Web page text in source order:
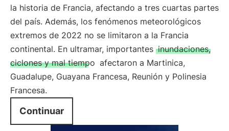
la historia de Francia, afectando a tres cuartas partes
del país. Además, los fenómenos meteorológicos
extremos de 2022 no se limitaron a la Francia
continental. En ultramar, importantes inundaciones,
ciclones y mal tiempo afectaron a Martinica,
Guadalupe, Guayana Francesa, Reunión y Polinesia
Francesa.
Continuar